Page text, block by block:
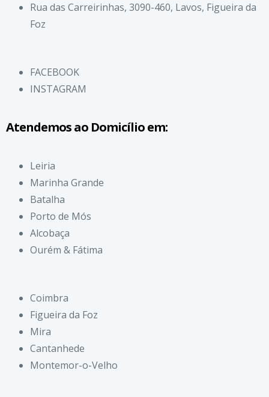
Rua das Carreirinhas, 3090-460, Lavos, Figueira da
Foz
FACEBOOK
INSTAGRAM
Atendemos ao Domicílio em:
Leiria
Marinha Grande
Batalha
Porto de Mós
Alcobaça
Ourém & Fátima
Coimbra
Figueira da Foz
Mira
Cantanhede
Montemor-o-Velho